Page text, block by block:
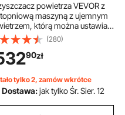
powietrza VEVOR z
maszyną z ujemnym
którą można ustawiać
na drugim, o wydajności 800
(280)
90zł
tylko 2, zamów wkrótce
Dostawa:jak tylko Śr. Sier. 12